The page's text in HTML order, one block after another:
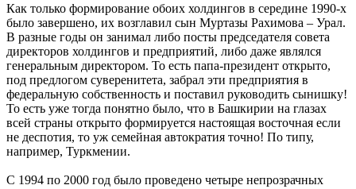
Как только формирование обоих холдингов в середине 1990-х
было завершено, их возглавил сын Муртазы Рахимова – Урал.
В разные годы он занимал либо посты председателя совета
директоров холдингов и предприятий, либо даже являлся
генеральным директором. То есть папа-президент открыто,
под предлогом суверенитета, забрал эти предприятия в
федеральную собственность и поставил руководить сынишку!
То есть уже тогда понятно было, что в Башкирии на глазах
всей страны открыто формируется настоящая восточная если
не деспотия, то уж семейная автократия точно! По типу,
например, Туркмении.
С 1994 по 2000 год было проведено четыре непрозрачных